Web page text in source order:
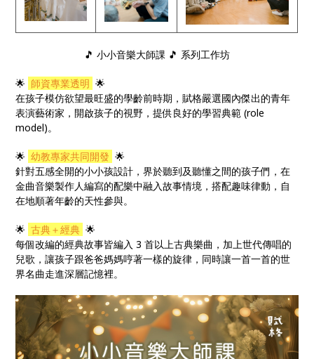
🎵 小小音樂大師課 🎵 系列工作坊
🌟 師資專業透明 🌟
在孩子模仿欲望最旺盛的學齡前時期，賦格嚴選國內傑出的青年
表演藝術家，開啟孩子的視野，提供良好的學習典範 (role
model)。
🌟 幼教專家共同開發 🌟
針對五感全開的小小孩設計，界於聽到及聽懂之間的孩子們，在
金曲音樂製作人編寫的配樂中融入故事情境，搭配趣味律動，自
在地順著年齡的天性參與。
🌟 古典＋經典 🌟
每個改編的經典故事皆編入 3 首以上古典樂曲，加上世代傳唱的
兒歌，讓孩子跟爸爸媽媽哼著一樣的旋律，同時讓一首一首的世
界名曲走進深層記憶裡。